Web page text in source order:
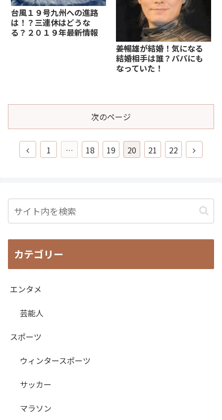
台風１９号九州への進路
は！？三連休はどうな
る？２０１９年最新情報
姜暢雄が結婚！気になる
結婚相手は誰？パパにも
なっていた！
次のページ
前
1 … 18 19 20 21 22
次
カテゴリー
エンタメ
芸能人
スポーツ
ウィンタースポーツ
サッカー
マラソン